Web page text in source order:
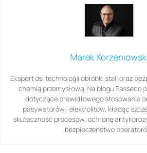
Marek
Ekspert ds. technologii obróbki stali oraz
chemią przemysłową. Na blogu Passeco
dotyczące prawidłowego stosowania
pasywatorów i elektrolitów, kładąc
skuteczność procesów, ochronę
bezpieczeństwo